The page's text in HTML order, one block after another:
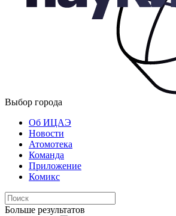
Выбор города
Об ИЦАЭ
Новости
Атомотека
Команда
Приложение
Комикс
Больше результатов